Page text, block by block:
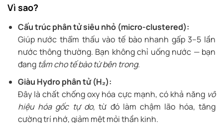
Vì sao?
Cấu trúc phân tử siêu nhỏ (micro-clustered):
Giúp nước thẩm thấu vào tế bào nhanh gấp 3–5 lần
nước thông thường. Bạn không chỉ uống nước — bạn
đang tắm cho tế bào từ bên trong.
Giàu Hydro phân tử (H₂):
Đây là chất chống oxy hóa cực mạnh, có khả năng vô
hiệu hóa gốc tự do, từ đó làm chậm lão hóa, tăng
cường trí nhớ, giảm mệt mỏi thần kinh.